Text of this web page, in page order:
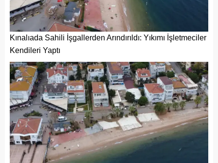
Kınalıada Sahili İşgallerden Arındırıldı: Yıkımı İşletmeciler
Kendileri Yaptı